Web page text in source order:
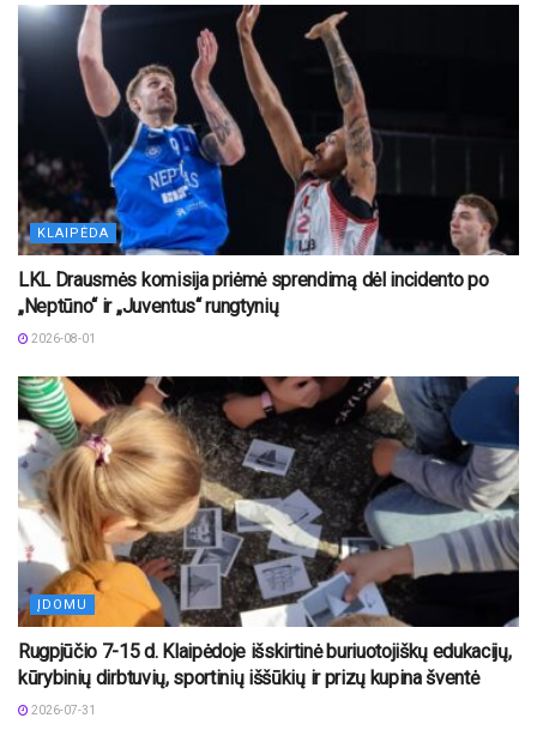
KLAIPĖDA
LKL Drausmės komisija priėmė sprendimą dėl incidento po
„Neptūno“ ir „Juventus“ rungtynių
2026-08-01
ĮDOMU
Rugpjūčio 7-15 d. Klaipėdoje išskirtinė buriuotojiškų edukacijų,
kūrybinių dirbtuvių, sportinių iššūkių ir prizų kupina šventė
2026-07-31